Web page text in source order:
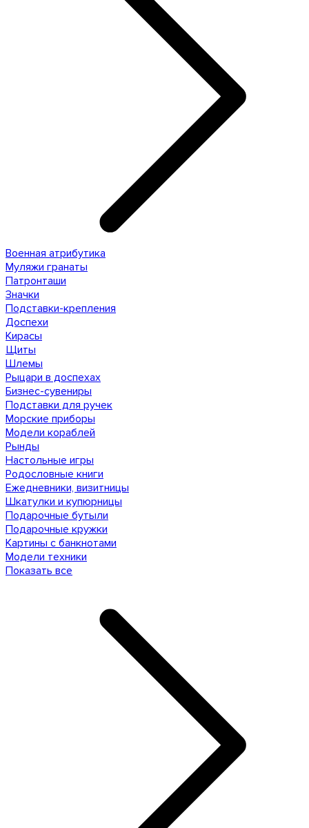
Военная атрибутика
Муляжи гранаты
Патронташи
Значки
Подставки-крепления
Доспехи
Кирасы
Щиты
Шлемы
Рыцари в доспехах
Бизнес-сувениры
Подставки для ручек
Морские приборы
Модели кораблей
Рынды
Настольные игры
Родословные книги
Ежедневники, визитницы
Шкатулки и купюрницы
Подарочные бутыли
Подарочные кружки
Картины с банкнотами
Модели техники
Показать все